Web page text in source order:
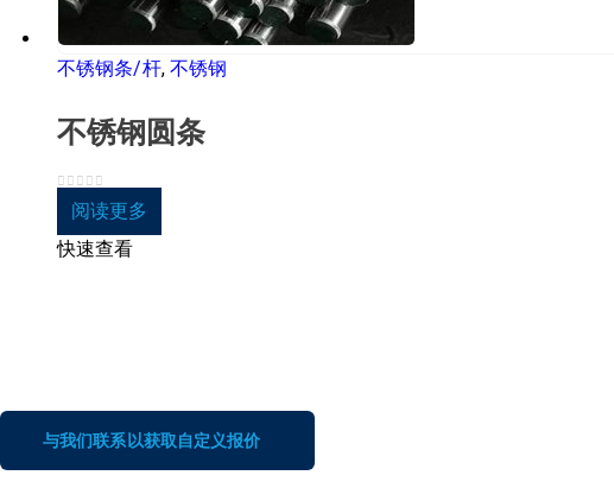
不锈钢条/杆, 不锈钢
不锈钢圆条
5分
阅读更多
快速查看
与我们联系以获取自定义报价